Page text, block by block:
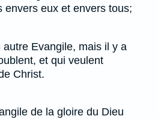
envers eux et envers tous;
Evangile, mais il y a
et qui veulent
Christ.
de la gloire du Dieu